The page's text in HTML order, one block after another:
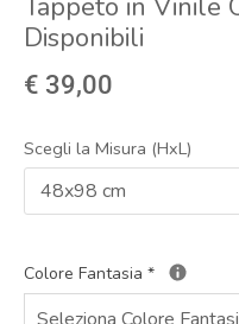
Tappeto in Vinile
Disponibili
€ 39,00
Scegli la Misura (HxL)
48x98 cm
Colore Fantasia *